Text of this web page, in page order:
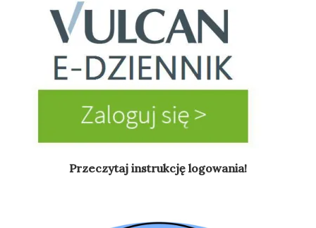
Przeczytaj instrukcję logowania!